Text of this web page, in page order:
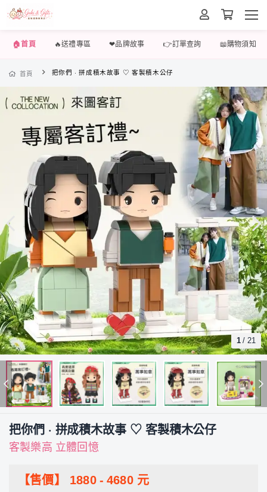
🏠首頁 🔥送禮專區 ❤品牌故事 👉訂單查詢 📖購物須知
首頁 把你們 · 拼成積木故事 ♡ 客製積木公仔
1 / 21
把你們 · 拼成積木故事 ♡ 客製積木公仔
客製樂高 立體回憶
【售價】 1880 - 4680元